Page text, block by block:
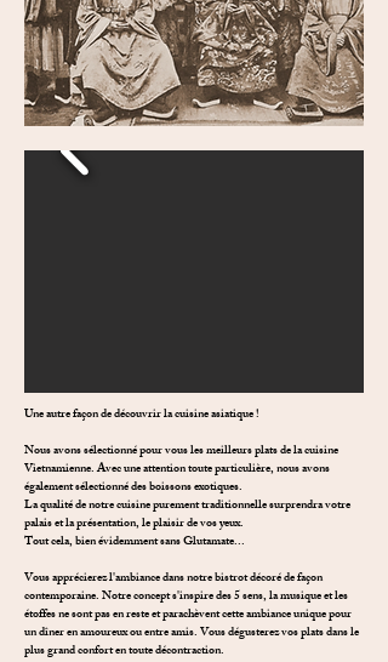
Une autre façon de découvrir la cuisine asiatique !
Nous avons sélectionné pour vous les meilleurs plats de la cuisine
Vietnamienne. Avec une attention toute particulière, nous avons
également sélectionné des boissons exotiques.
La qualité de notre cuisine purement traditionnelle surprendra votre
palais et la présentation, le plaisir de vos yeux.
Tout cela, bien évidemment sans Glutamate...
Vous apprécierez l'ambiance dans notre bistrot décoré de façon
contemporaine. Notre concept s'inspire des 5 sens, la musique et les
étoffes ne sont pas en reste et parachèvent cette ambiance unique pour
un dîner en amoureux ou entre amis. Vous dégusterez vos plats dans le
plus grand confort en toute décontraction.